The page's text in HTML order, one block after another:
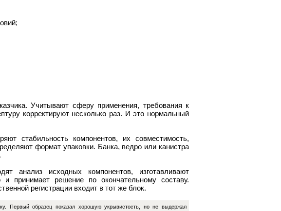
Учитывают сферу применения, требования к
корректируют несколько раз. И это нормальный
стабильность компонентов, их совместимость,
формат упаковки. Банка, ведро или канистра
анализ исходных компонентов, изготавливают
и принимает решение по окончательному составу.
регистрации входит в тот же блок.
Первый образец показал хорошую укрывистость, но не выдержал